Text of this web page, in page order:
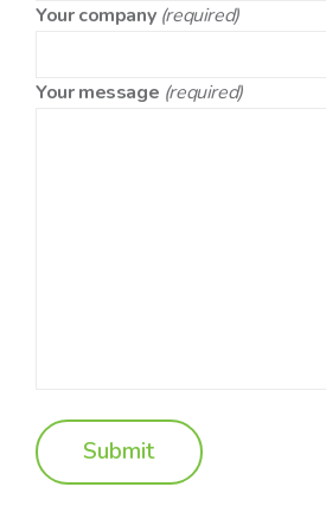
Your company (required)
Your message (required)